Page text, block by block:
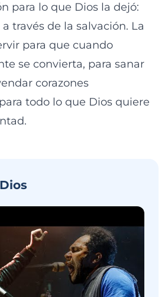
para lo que Dios la dejó:
través de la salvación. La
para que cuando
se convierta, para sanar
corazones
todo lo que Dios quiere